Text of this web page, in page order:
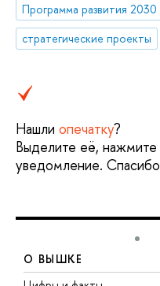
Программа развития 2030
стратегические проекты
Нашли опечатку?
Выделите её,
уведомление. Спасибо
О ВЫШКЕ